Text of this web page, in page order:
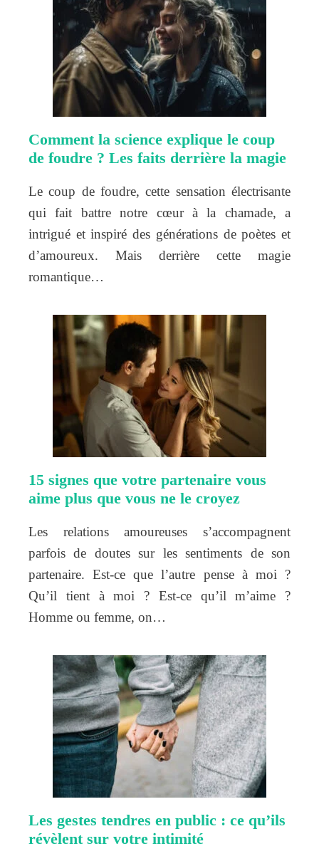
Comment la science explique le coup
de foudre ? Les faits derrière la magie
Le coup de foudre, cette sensation électrisante
qui fait battre notre cœur à la chamade, a
intrigué et inspiré des générations de poètes et
d’amoureux. Mais derrière cette magie
romantique…
15 signes que votre partenaire vous
aime plus que vous ne le croyez
Les relations amoureuses s’accompagnent
parfois de doutes sur les sentiments de son
partenaire. Est-ce que l’autre pense à moi ?
Qu’il tient à moi ? Est-ce qu’il m’aime ?
Homme ou femme, on…
Les gestes tendres en public : ce qu’ils
révèlent sur votre intimité